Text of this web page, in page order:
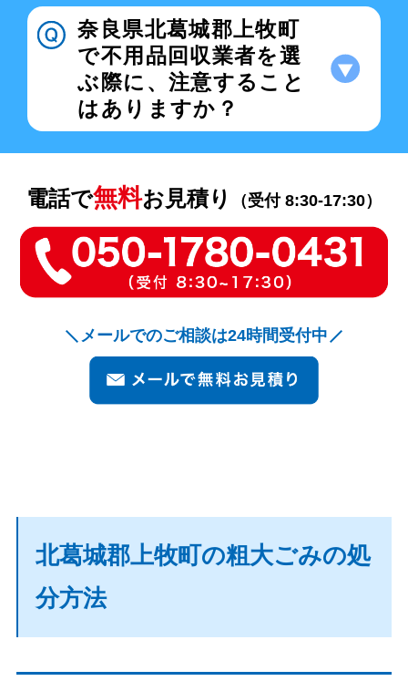
奈良県北葛城郡上牧町
で不用品回収業者を選
ぶ際に、注意すること
はありますか？
電話で無料お見積り （受付 8:30-17:30）
メールでのご相談は24時間受付中
北葛城郡上牧町の粗大ごみの処
分方法